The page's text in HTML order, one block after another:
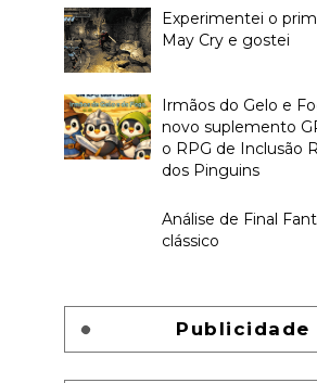
Experimentei o
May Cry e gostei
Irmãos do Gelo e
novo suplemento
o RPG de Inclusão
dos Pinguins
Análise de Final
clássico
Publicidade